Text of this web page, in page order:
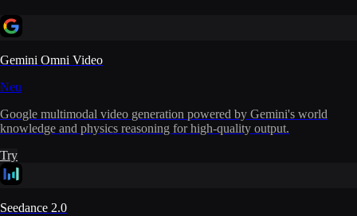
Gemini Omni Video
Neu
Google multimodal video generation powered by Gemini's world
knowledge and physics reasoning for high-quality output.
Try
Seedance 2.0